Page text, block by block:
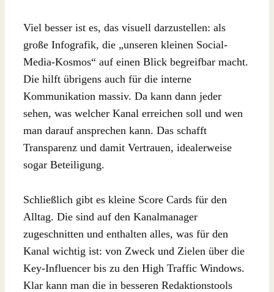
Viel besser ist es, das visuell darzustellen: als
große Infografik, die „unseren kleinen Social-
Media-Kosmos“ auf einen Blick begreifbar macht.
Die hilft übrigens auch für die interne
Kommunikation massiv. Da kann dann jeder
sehen, was welcher Kanal erreichen soll und wen
man darauf ansprechen kann. Das schafft
Transparenz und damit Vertrauen, idealerweise
sogar Beteiligung.
Schließlich gibt es kleine Score Cards für den
Alltag. Die sind auf den Kanalmanager
zugeschnitten und enthalten alles, was für den
Kanal wichtig ist: von Zweck und Zielen über die
Key-Influencer bis zu den High Traffic Windows.
Klar kann man die in besseren Redaktionstools